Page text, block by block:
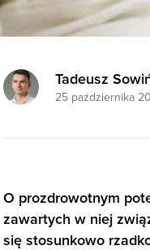
Tadeusz
25 października
O prozdrowotnym
zawartych w niej
się stosunkowo